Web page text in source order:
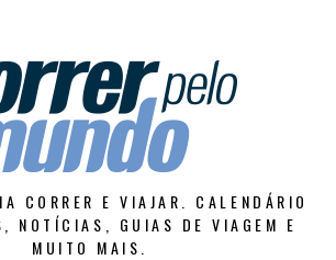
CORRER E VIAJAR. CALENDÁRIO
NOTÍCIAS, GUIAS DE VIAGEM E
MUITO MAIS.